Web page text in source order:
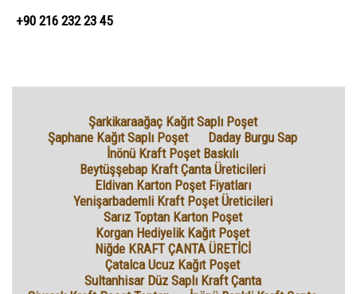
+90 216 232 23 45
Şarkikaraağaç Kağıt Saplı Poşet
Şaphane Kağıt Saplı Poşet
Daday Burgu Sap
İnönü Kraft Poşet Baskılı
Beytüşşebap Kraft Çanta Üreticileri
Eldivan Karton Poşet Fiyatları
Yenişarbademli Kraft Poşet Üreticileri
Sarız Toptan Karton Poşet
Korgan Hediyelik Kağıt Poşet
Niğde KRAFT ÇANTA ÜRETİCİ
Çatalca Ucuz Kağıt Poşet
Sultanhisar Düz Saplı Kraft Çanta